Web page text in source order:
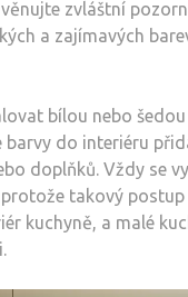
zvláštní
a zajímavých
bílou nebo
barvy do interiéru
doplňků. Vždy se
takový postup
kuchyně, a malé